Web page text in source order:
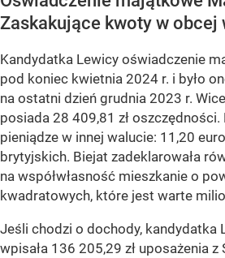
Zaskakujące kwoty w obcej
Kandydatka Lewicy oświadczenie
pod koniec kwietnia 2024 r. i było
na ostatni dzień grudnia 2023 r.
posiada 28 409,81 zł
pieniądze w innej walucie: 11,20
brytyjskich. Biejat zadeklarowała
na współwłasność mieszkanie o
kwadratowych, które jest warte
Jeśli chodzi o dochody, kandydatka
wpisała 136 205,29 zł uposażenia z